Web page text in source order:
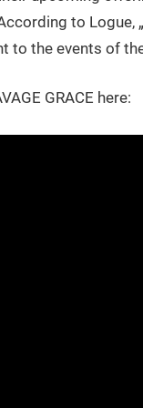
to Logue,
to the events of
GRACE here: